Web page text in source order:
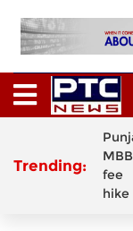
Trending:
fee
hike